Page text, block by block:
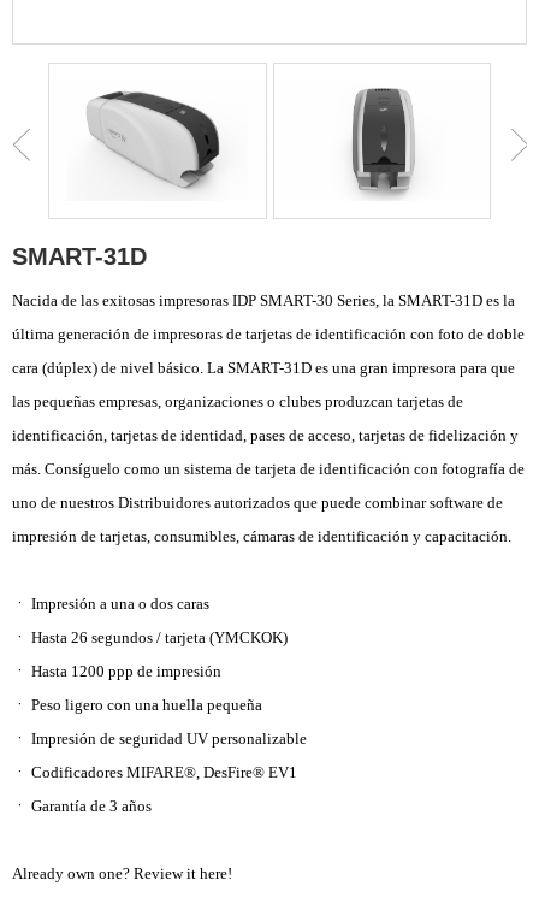
SMART-31D
Nacida de las exitosas impresoras IDP SMART-30 Series, la SMART-31D es la
última generación de impresoras de tarjetas de identificación con foto de doble
cara (dúplex) de nivel básico. La SMART-31D es una gran impresora para que
las pequeñas empresas, organizaciones o clubes produzcan tarjetas de
identificación, tarjetas de identidad, pases de acceso, tarjetas de fidelización y
más. Consíguelo como un sistema de tarjeta de identificación con fotografía de
uno de nuestros Distribuidores autorizados que puede combinar software de
impresión de tarjetas, consumibles, cámaras de identificación y capacitación.
ㆍ Impresión a una o dos caras
ㆍ Hasta 26 segundos / tarjeta (YMCKOK)
ㆍ Hasta 1200 ppp de impresión
ㆍ Peso ligero con una huella pequeña
ㆍ Impresión de seguridad UV personalizable
ㆍ Codificadores MIFARE®, DesFire® EV1
ㆍ Garantía de 3 años
Already own one? Review it here!